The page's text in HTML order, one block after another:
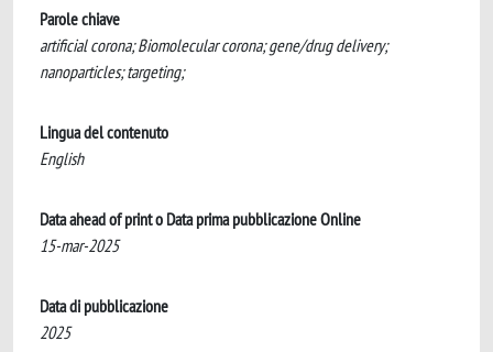
Parole chiave
artificial corona; Biomolecular corona; gene/drug delivery;
nanoparticles; targeting;
Lingua del contenuto
English
Data ahead of print o Data prima pubblicazione Online
15-mar-2025
Data di pubblicazione
2025